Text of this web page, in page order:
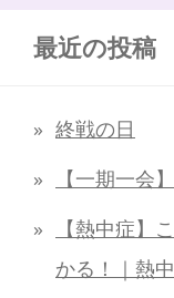
最近の投稿
終戦の日
【一期一会
【熱中症】
かる！｜熱